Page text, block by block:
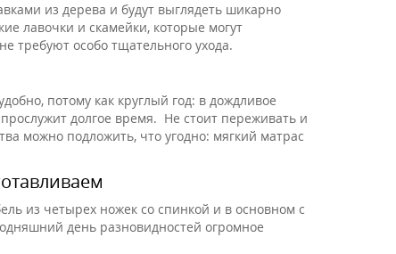
из дерева и будут выглядеть шикарно
лавочки и скамейки, которые могут
требуют особо тщательного ухода.
потому как круглый год: в дождливое
долгое время. Не стоит переживать и
можно подложить, что угодно: мягкий матрас
из четырех ножек со спинкой и в основном с
день разновидностей огромное